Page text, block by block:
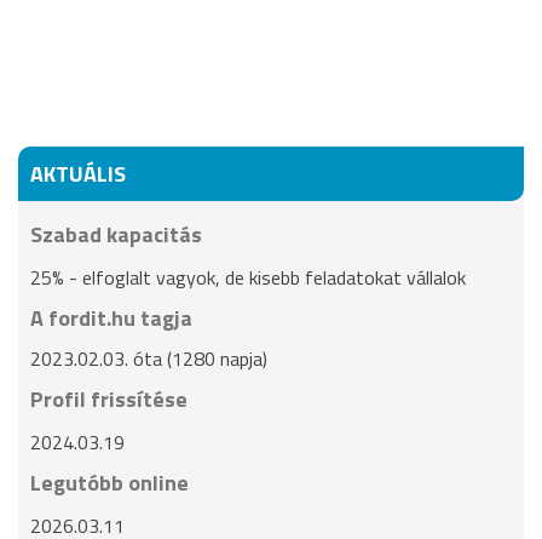
AKTUÁLIS
Szabad kapacitás
25% - elfoglalt vagyok, de kisebb feladatokat vállalok
A fordit.hu tagja
2023.02.03. óta (1280 napja)
Profil frissítése
2024.03.19
Legutóbb online
2026.03.11